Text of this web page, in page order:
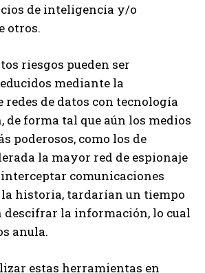
de inteligencia y/o
otros.
riesgos pueden ser
mediante la
redes de datos con tecnología
de forma tal que aún los medios
poderosos, como los de
la mayor red de espionaje
comunicaciones
historia, tardarían un tiempo
descifrar la información, lo cual
anula.
estas herramientas en